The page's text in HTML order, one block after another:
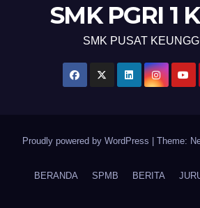
SMK PGRI 1
SMK PUSAT
Proudly powered by WordPress | Theme:
BERANDA SPMB BERITA